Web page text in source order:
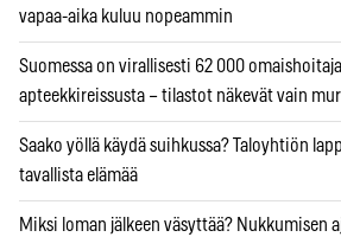
vapaa-aika kuluu nopeammin
Suomessa on virallisesti 62 000
apteekkireissusta – tilastot näkevät vain
Saako yöllä käydä suihkussa? Taloyhtiön
tavallista elämää
Miksi loman jälkeen väsyttää? Nukkumisen